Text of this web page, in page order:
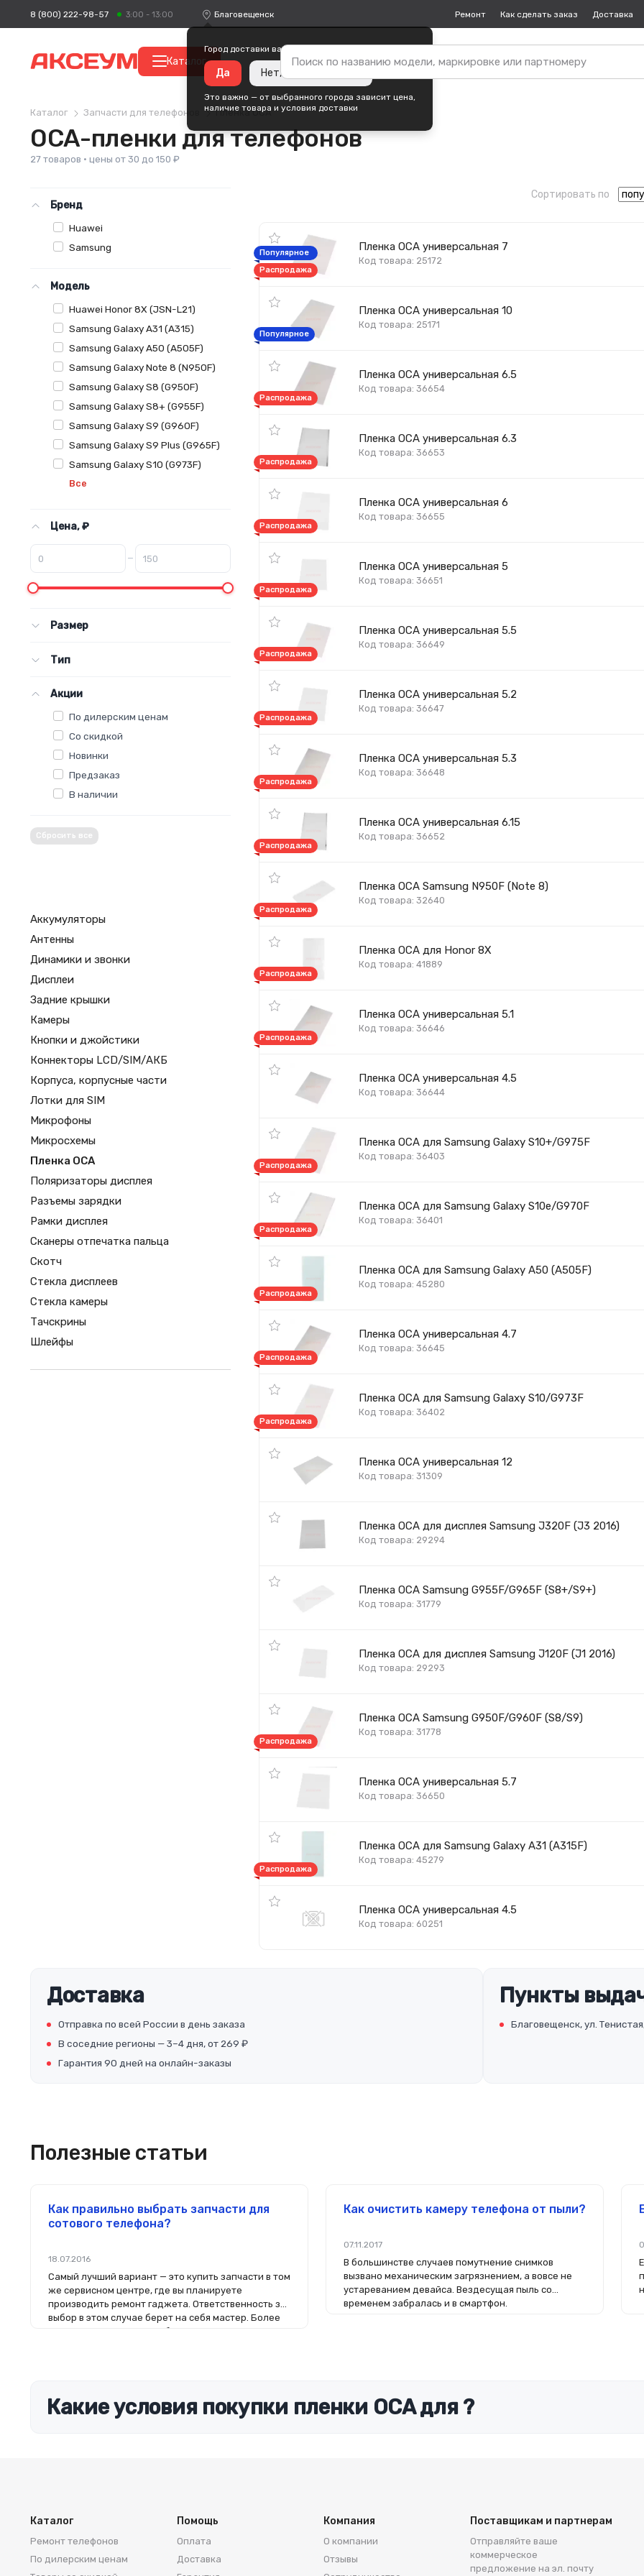
8 (800) 222-98-57 3:00 - 13:00 Благовещенск
Город доставки ваших покупок —
Да Нет, изменить город
Это важно — от выбранного города зависит цена,
наличие товара и условия доставки
Ремонт Как сделать заказ Доставка
Каталог
Каталог Запчасти для телефонов Пленка OCA
OCA-пленки для телефонов
27 товаров · цены от 30 до 150 ₽
Бренд
Huawei
Samsung
Модель
Huawei Honor 8X (JSN-L21)
Samsung Galaxy A31 (A315)
Samsung Galaxy A50 (A505F)
Samsung Galaxy Note 8 (N950F)
Samsung Galaxy S8 (G950F)
Samsung Galaxy S8+ (G955F)
Samsung Galaxy S9 (G960F)
Samsung Galaxy S9 Plus (G965F)
Samsung Galaxy S10 (G973F)
Все
Цена, ₽
–
Размер
Тип
Акции
По дилерским ценам
Со скидкой
Новинки
Предзаказ
В наличии
Сбросить все
Аккумуляторы
Антенны
Динамики и звонки
Дисплеи
Задние крышки
Камеры
Кнопки и джойстики
Коннекторы LCD/SIM/АКБ
Корпуса, корпусные части
Лотки для SIM
Микрофоны
Микросхемы
Пленка OCA
Поляризаторы дисплея
Разъемы зарядки
Рамки дисплея
Сканеры отпечатка пальца
Скотч
Стекла дисплеев
Стекла камеры
Тачскрины
Шлейфы
Сортировать по
Пленка OCA универсальная 7
Код товара: 25172
Популярное
Распродажа
Пленка OCA универсальная 10
Код товара: 25171
Популярное
Пленка OCA универсальная 6.5
Код товара: 36654
Распродажа
Пленка OCA универсальная 6.3
Код товара: 36653
Распродажа
Пленка OCA универсальная 6
Код товара: 36655
Распродажа
Пленка OCA универсальная 5
Код товара: 36651
Распродажа
Пленка OCA универсальная 5.5
Код товара: 36649
Распродажа
Пленка OCA универсальная 5.2
Код товара: 36647
Распродажа
Пленка OCA универсальная 5.3
Код товара: 36648
Распродажа
Пленка OCA универсальная 6.15
Код товара: 36652
Распродажа
Пленка OCA Samsung N950F (Note 8)
Код товара: 32640
Распродажа
Пленка OCA для Honor 8X
Код товара: 41889
Распродажа
Пленка OCA универсальная 5.1
Код товара: 36646
Распродажа
Пленка OCA универсальная 4.5
Код товара: 36644
Пленка OCA для Samsung Galaxy S10+/G975F
Код товара: 36403
Распродажа
Пленка OCA для Samsung Galaxy S10e/G970F
Код товара: 36401
Распродажа
Пленка OCA для Samsung Galaxy A50 (A505F)
Код товара: 45280
Распродажа
Пленка OCA универсальная 4.7
Код товара: 36645
Распродажа
Пленка OCA для Samsung Galaxy S10/G973F
Код товара: 36402
Распродажа
Пленка OCA универсальная 12
Код товара: 31309
Пленка OCA для дисплея Samsung J320F (J3 2016)
Код товара: 29294
Пленка OCA Samsung G955F/G965F (S8+/S9+)
Код товара: 31779
Пленка OCA для дисплея Samsung J120F (J1 2016)
Код товара: 29293
Пленка OCA Samsung G950F/G960F (S8/S9)
Код товара: 31778
Распродажа
Пленка OCA универсальная 5.7
Код товара: 36650
Пленка OCA для Samsung Galaxy A31 (A315F)
Код товара: 45279
Распродажа
Пленка OCA универсальная 4.5
Код товара: 60251
Доставка
Отправка по всей России в день заказа
В соседние регионы — 3–4 дня, от 269 ₽
Гарантия 90 дней на онлайн-заказы
Пункты
Благовещенск, ул.
Полезные статьи
Как правильно выбрать запчасти для
сотового телефона?
18.07.2016
Самый лучший вариант — это купить запчасти в том
же сервисном центре, где вы планируете
производить ремонт гаджета. Ответственность за
выбор в этом случае берет на себя мастер. Более
того, на комплектующие будет распространяться
сориентироваться в разъемах, элементах
крепления, электрических параметрах и прочих
Как очистить камеру телефона от пыли?
07.11.2017
В большинстве случаев помутнение снимков
вызвано механическим загрязнением, а вовсе не
устареванием девайса. Вездесущая пыль со
временем забралась и в смартфон.
Какие условия покупки пленки OCA для ?
Каталог
Ремонт телефонов
По дилерским ценам
Помощь
Оплата
Доставка
Компания
О компании
Отзывы
Поставщикам и партнерам
Отправляйте ваше
коммерческое
предложение на эл. почту